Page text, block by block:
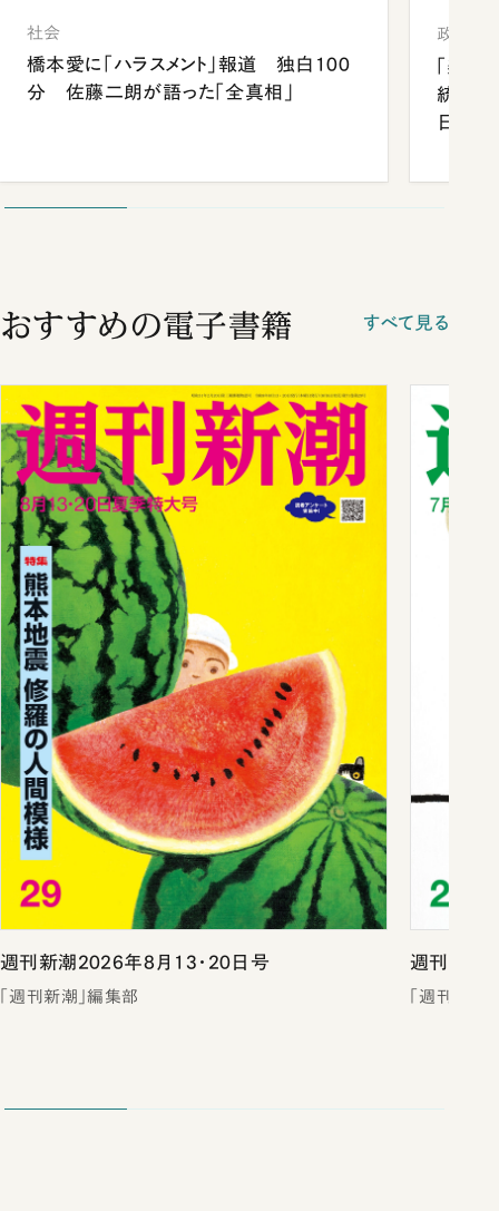
社会
橋本愛に「ハラスメント」報道 独白100
分 佐藤二朗が語った「全真相」
政治
「楽し
統領と
日米
談まで
おすすめの電子書籍 すべて見る
週刊新潮2026年8月13・20日号
「週刊新潮」編集部
週刊新潮
「週刊新潮